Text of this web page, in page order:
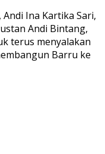
Ina Kartika Sari,
Andi Bintang,
terus menyalakan
Barru ke